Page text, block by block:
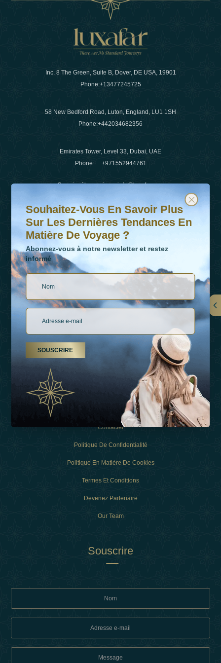
Inc. 8 The Green, Suite B, Dover, DE USA, 19901
Phone:+13477245725
58 New Bedford Road, Luton, England, LU1 1SH
Phone:+442034682356
Emirates Tower, Level 33, Dubai, UAE
Phone: +971552944761
Courrier électronique:info@luxafar.com
WhatsApp N°
+442034682356
+971552944761
LIENS
À Propos De Nous
Types De Vacances
Contacter
Politique De Confidentialité
Politique En Matière De Cookies
Termes Et Conditions
Devenez Partenaire
Our Team
Souscrire
Souhaitez-vous en savoir plus sur les dernières
Abonnez-vous à notre newsletter et restez informé
Souhaitez-Vous En Savoir Plus
Sur Les Dernières Tendances En
Matière De Voyage ?
Abonnez-vous à notre newsletter et restez
informé
SOUSCRIRE